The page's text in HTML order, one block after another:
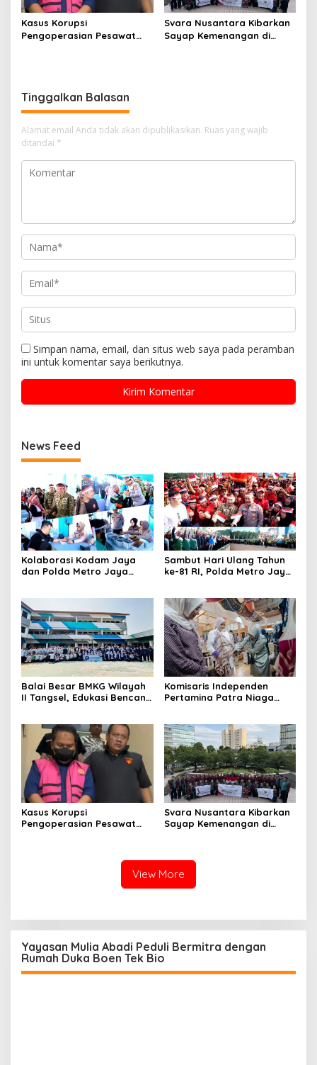
Kasus Korupsi
Pengoperasian Pesawat
Svara Nusantara Kibarkan
Sayap Kemenangan di
Tinggalkan Balasan
Alamat email Anda tidak akan dipublikasikan. Ruas yang wajib
ditandai *
Simpan nama, email, dan situs web saya pada peramban
ini untuk komentar saya berikutnya.
News Feed
Kolaborasi Kodam Jaya
dan Polda Metro Jaya
Sambut Hari Ulang Tahun
ke-81 RI, Polda Metro Jaya
Balai Besar BMKG Wilayah
II Tangsel, Edukasi Bencana
23
Komisaris Independen
Pertamina Patra Niaga
Sentuhan Kemanusiaan dan
Keberlanjutan
Kasus Korupsi
Pengoperasian Pesawat
Svara Nusantara Kibarkan
Sayap Kemenangan di
View More
Yayasan Mulia Abadi Peduli Bermitra dengan
Rumah Duka Boen Tek Bio